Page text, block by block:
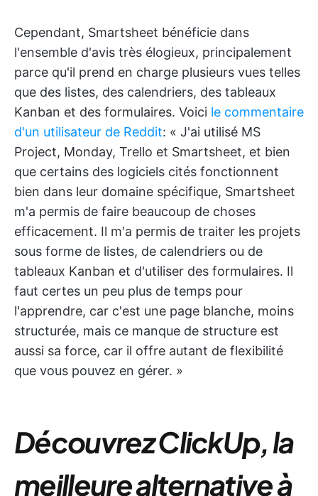
Cependant, Smartsheet bénéficie dans
l'ensemble d'avis très élogieux, principalement
parce qu'il prend en charge plusieurs vues telles
que des listes, des calendriers, des tableaux
Kanban et des formulaires. Voici le commentaire
d'un utilisateur de Reddit: « J'ai utilisé MS
Project, Monday, Trello et Smartsheet, et bien
que certains des logiciels cités fonctionnent
bien dans leur domaine spécifique, Smartsheet
m'a permis de faire beaucoup de choses
efficacement. Il m'a permis de traiter les projets
sous forme de listes, de calendriers ou de
tableaux Kanban et d'utiliser des formulaires. Il
faut certes un peu plus de temps pour
l'apprendre, car c'est une page blanche, moins
structurée, mais ce manque de structure est
aussi sa force, car il offre autant de flexibilité
que vous pouvez en gérer. »
Découvrez ClickUp, la
meilleure alternative à